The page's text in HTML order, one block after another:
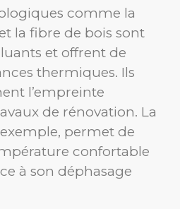
comme la
la fibre de bois sont
et offrent de
thermiques. Ils
l’empreinte
de rénovation. La
permet de
confortable
à son déphasage